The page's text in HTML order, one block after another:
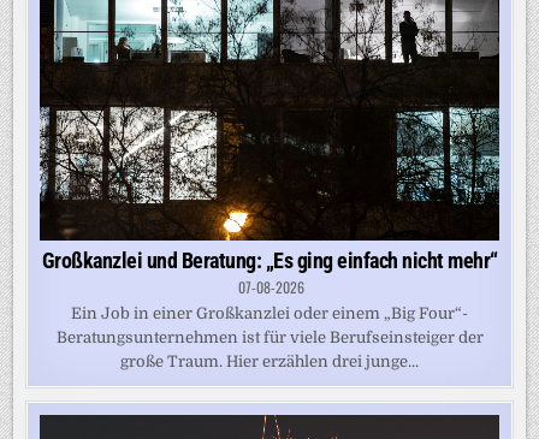
Großkanzlei und Beratung: „Es ging einfach nicht mehr“
07-08-2026
Ein Job in einer Großkanzlei oder einem „Big Four“-
Beratungsunternehmen ist für viele Berufseinsteiger der
große Traum. Hier erzählen drei junge...